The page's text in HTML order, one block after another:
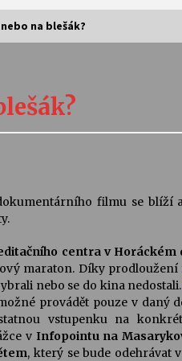
8.
V
na blešák?
filmu se blíží
centra v Horáckém
maraton. Díky
nebo se do kina
provádět pouze v daný
vstupenku na
v Infopointu na
, který se bude odehrávat